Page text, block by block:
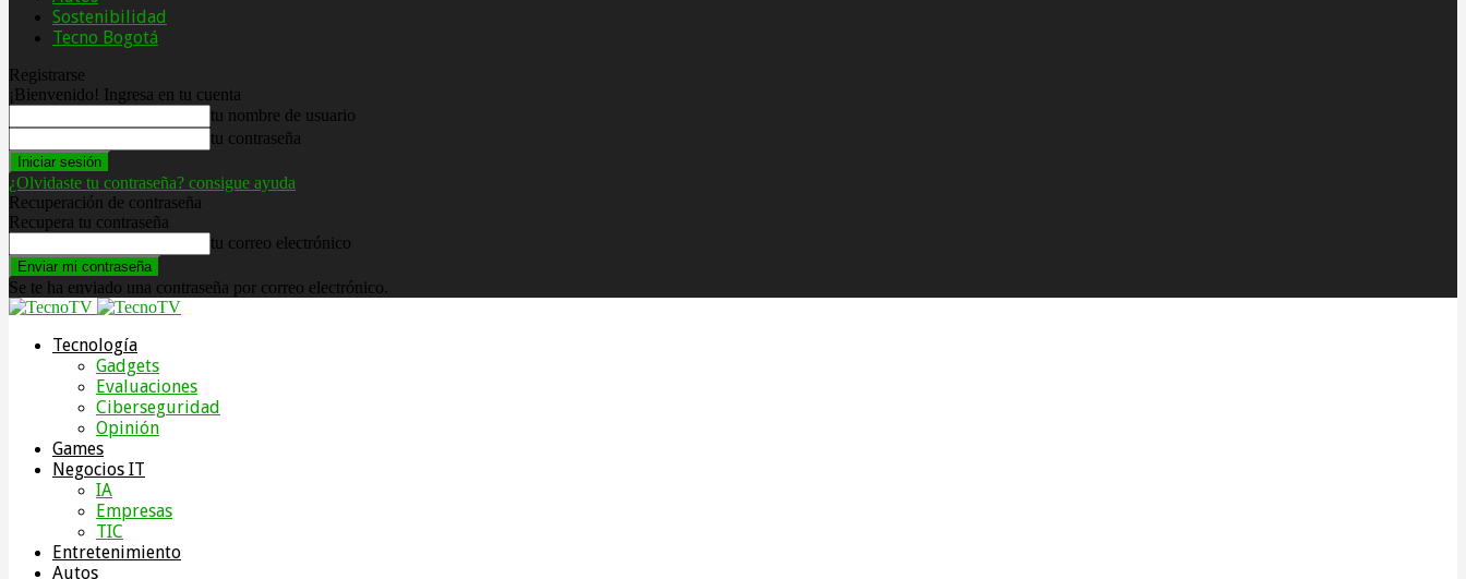
Sostenibilidad
Tecno Bogotá
Registrarse
¡Bienvenido! Ingresa en tu cuenta
tu nombre de usuario
tu contraseña
¿Olvidaste tu contraseña? consigue ayuda
Recuperación de contraseña
Recupera tu contraseña
tu correo electrónico
Se te ha enviado una contraseña por correo electrónico.
Tecnología
Gadgets
Evaluaciones
Ciberseguridad
Opinión
Games
Negocios IT
IA
Empresas
TIC
Entretenimiento
Autos